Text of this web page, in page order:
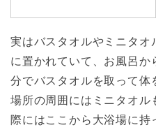
実はバスタオルやミニタオ
に置かれていて、お風呂か
分でバスタオルを取って体
場所の周囲にはミニタオル
際にはここから大浴場に持